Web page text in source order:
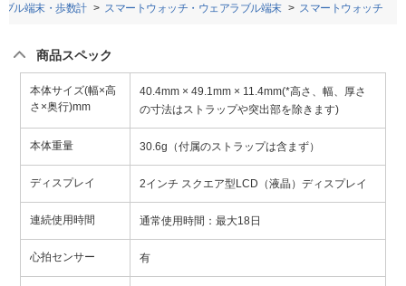
ル端末・歩数計 スマートウォッチ・ウェアラブル端末 スマートウォッチ
商品スペック
本体サイズ(幅×高
さ×奥行)mm
40.4mm × 49.1mm × 11.4mm(*高さ、幅、厚さ
の寸法はストラップや突出部を除きます)
本体重量 30.6g（付属のストラップは含まず）
ディスプレイ 2インチ スクエア型LCD（液晶）ディスプレイ
連続使用時間 通常使用時間：最大18日
心拍センサー 有